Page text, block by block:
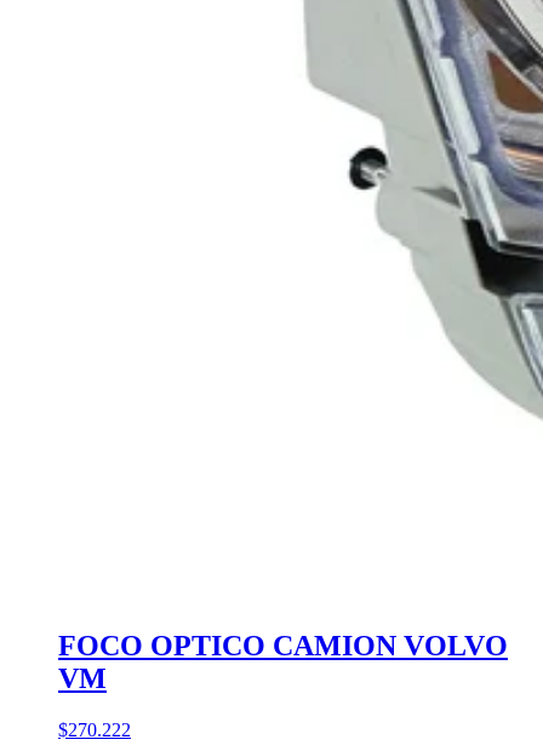
FOCO OPTICO CAMION VOLVO
VM
$270.222